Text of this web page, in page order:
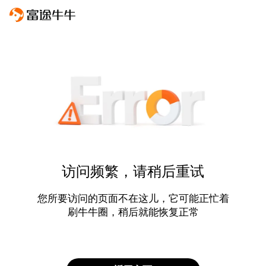
访问频繁，请稍后重试
您所要访问的页面不在这儿，它可能正忙着
刷牛牛圈，稍后就能恢复正常